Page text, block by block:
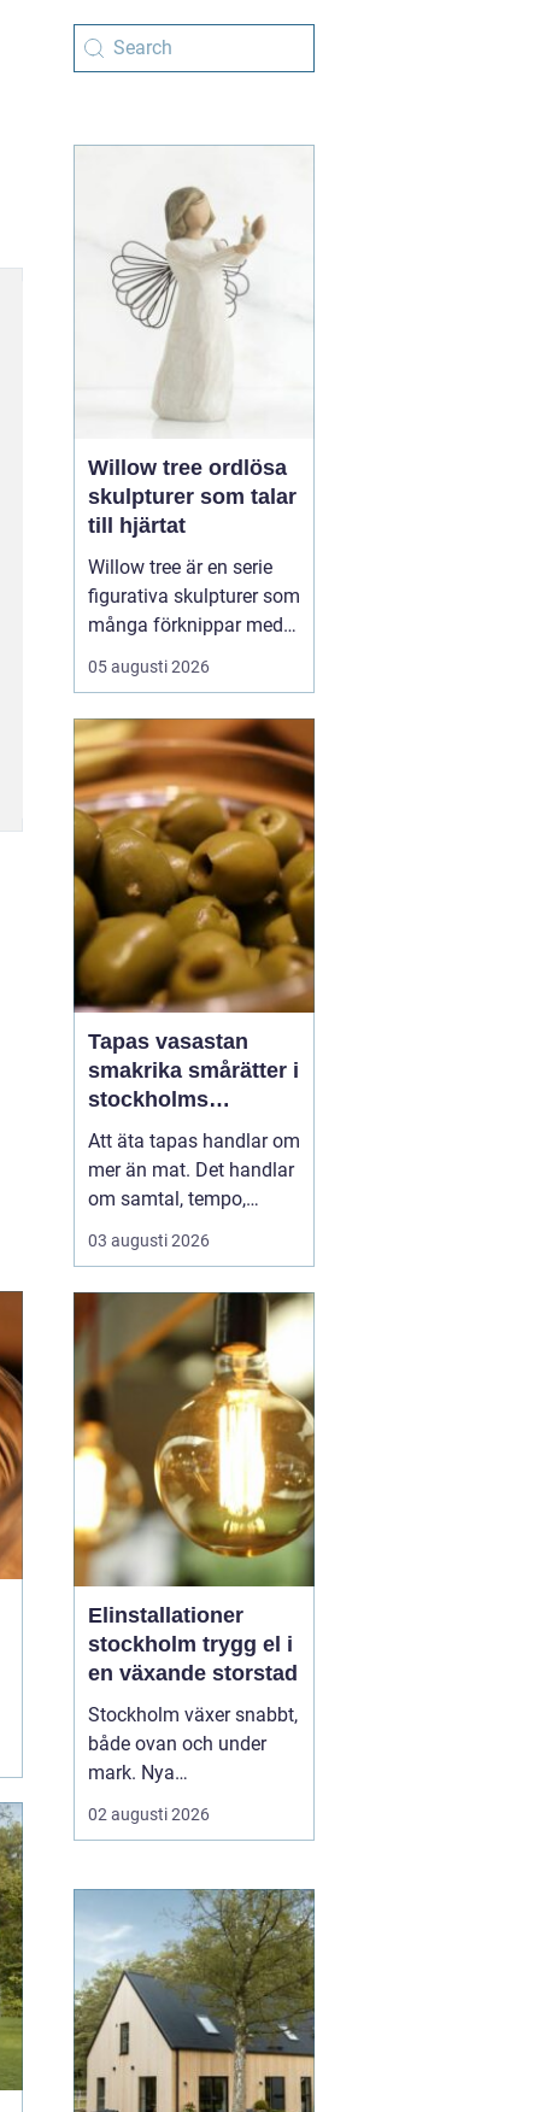
Willow tree ordlösa
skulpturer som talar
till hjärtat
Willow tree är en serie
figurativa skulpturer som
många förknippar med
stillhet, tröst och kärlek.
Den som ser en figur
ofta märke till
enkelheten. Inga
ansikten, inga starka
färger, bara mjuka linjer
och en kropp som lutar
sig f...
05 augusti 2026
Tapas vasastan
smakrika smårätter i
stockholms
vardagsrum
Att äta tapas handlar om
mer än mat. Det handlar
om samtal, tempo,
ljudnivå och känslan av
att tiden kan få stanna
tapas blivit ett naturligt
inslag i kvarterslivet, där
barer och restauranger
blandas med små
butiker och bost...
03 augusti 2026
Elinstallationer
stockholm trygg el i
en växande storstad
Stockholm växer snabbt,
både ovan och under
mark. Nya
bostadsområden tar
form, äldre fastigheter
på hållbara lösningar blir
allt högre. Mitt i den
utvecklingen spelar
elinstallationer en
avgörande roll. En
genomtänkt elinstallat...
02 augusti 2026